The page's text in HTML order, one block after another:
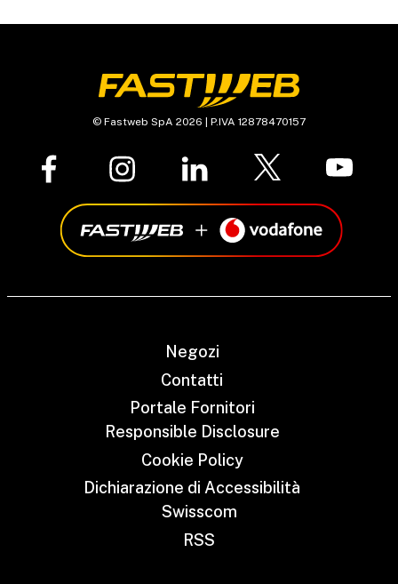
© Fastweb SpA 2026 | P.IVA 12878470157
Negozi
Contatti
Portale Fornitori
Responsible Disclosure
Cookie Policy
Dichiarazione di Accessibilità
Swisscom
RSS